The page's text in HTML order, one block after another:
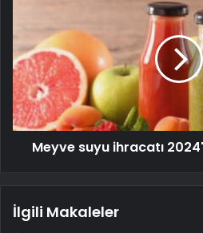
Meyve suyu ihracatı
İlgili Makaleler